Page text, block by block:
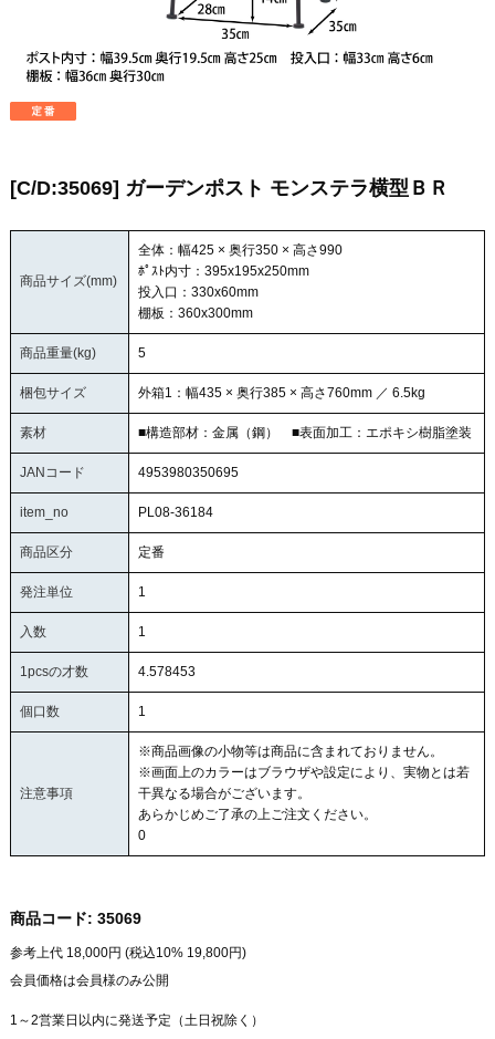
[C/D:35069] ガーデンポスト モンステラ横型ＢＲ
商品サイズ(mm)
全体：幅425 × 奥行350 × 高さ990
ﾎﾟｽﾄ内寸：395x195x250mm
投入口：330x60mm
棚板：360x300mm
商品重量(kg) 5
梱包サイズ 外箱1：幅435 × 奥行385 × 高さ760mm ／ 6.5kg
素材 ■構造部材：金属（鋼） ■表面加工：エポキシ樹脂塗装
JANコード 4953980350695
item_no PL08-36184
商品区分 定番
発注単位 1
入数 1
1pcsの才数 4.578453
個口数 1
注意事項
※商品画像の小物等は商品に含まれておりません。
※画面上のカラーはブラウザや設定により、実物とは若
干異なる場合がございます。
あらかじめご了承の上ご注文ください。
0
商品コード: 35069
参考上代 18,000円 (税込10% 19,800円)
会員価格は会員様のみ公開
1～2営業日以内に発送予定（土日祝除く）